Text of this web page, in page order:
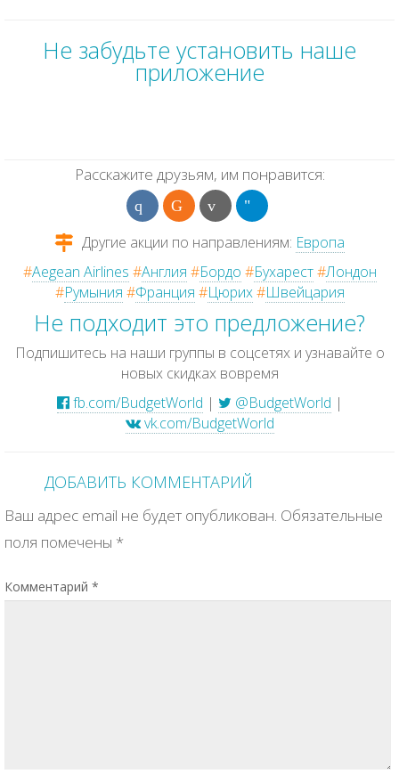
Не забудьте установить наше
приложение
Расскажите друзьям, им понравится:
Другие акции по направлениям: Европа
#Aegean Airlines #Англия #Бордо #Бухарест#Лондон
#Румыния #Франция #Цюрих#Швейцария
Не подходит это предложение?
Подпишитесь на наши группы в соцсетях и узнавайте о
новых скидках вовремя
fb.com/BudgetWorld | @BudgetWorld |
vk.com/BudgetWorld
ДОБАВИТЬ КОММЕНТАРИЙ
Ваш адрес email не будет опубликован. Обязательные
поля помечены *
Комментарий *